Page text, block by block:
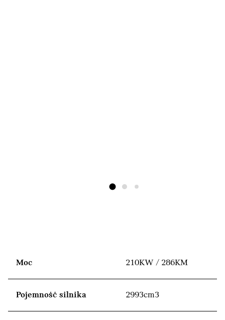
Moc 210KW / 286KM
Pojemność silnika 2993cm3